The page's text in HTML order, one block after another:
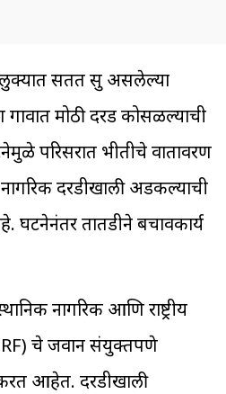
सतत सुरू असलेल्या
मोठी दरड कोसळल्याची
परिसरात भीतीचे वातावरण
दरडीखाली अडकल्याची
घटनेनंतर तातडीने बचावकार्य
नागरिक आणि राष्ट्रीय
चे जवान संयुक्तपणे
आहेत. दरडीखाली